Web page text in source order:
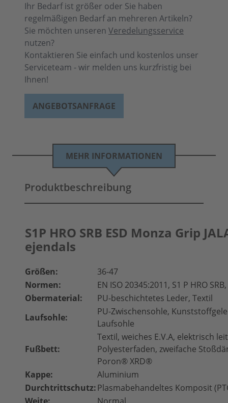
Ihr Bedarf ist größer oder Sie haben
regelmäßigen Bedarf an mehreren Artikeln?
Sie möchten unseren Veredelungsservice
nutzen?
Kontaktieren Sie einfach und kostenlos unser
Serviceteam - wir melden uns kurzfristig bei
Ihnen!
ANGEBOTSANFRAGE
MEHR INFORMATIONEN
Produktbeschreibung
S1P HRO SRB ESD Monza Grip
ejendals
Größen:
36-47
Normen:
EN ISO 20345:2011, S1 P HRO
Obermaterial:
PU-beschichtetes Leder, Textil
Laufsohle:
PU-Zwischensohle,
Laufsohle
Fußbett:
Textil, weiches E.V.A, elektrisch
Polyesterfaden, zweifache
Poron® XRD®
Kappe:
Aluminium
Durchtrittschutz:Plasmabehandeltes Komposit